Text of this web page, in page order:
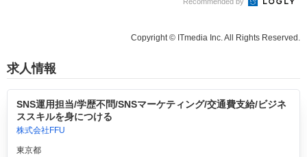
Copyright © ITmedia Inc. All Rights Reserved.
求人情報
SNS運用担当/学歴不問/SNSマーケティング/交通費支給/ビジネ
ススキルを身につける
株式会社FFU
東京都